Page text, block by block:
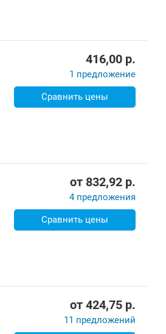
416,00 p.
1 предложение
Сравнить цены
от 832,92 p.
4 предложения
Сравнить цены
от 424,75 p.
11 предложений